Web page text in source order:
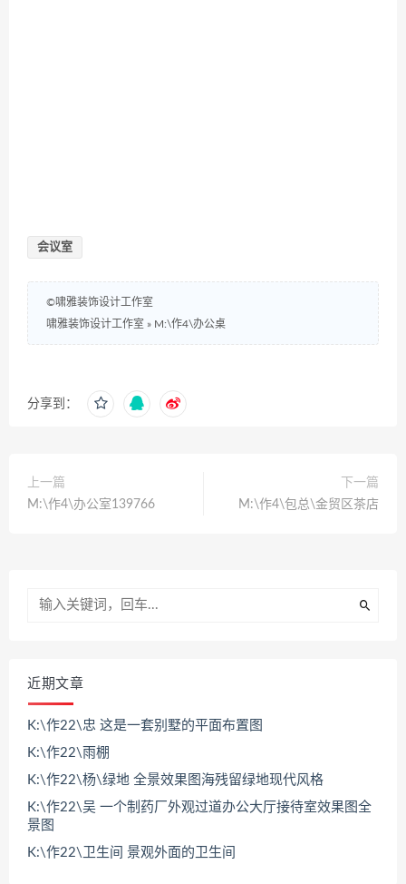
会议室
©啸雅装饰设计工作室
啸雅装饰设计工作室 » M:\作4\办公桌
分享到：
上一篇
M:\作4\办公室139766
下一篇
M:\作4\包总\金贸区茶店
近期文章
K:\作22\忠 这是一套别墅的平面布置图
K:\作22\雨棚
K:\作22\杨\绿地 全景效果图海残留绿地现代风格
K:\作22\吴 一个制药厂外观过道办公大厅接待室效果图全
景图
K:\作22\卫生间 景观外面的卫生间